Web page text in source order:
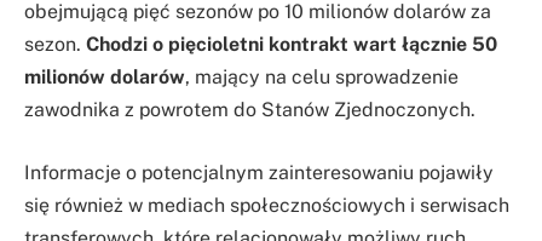
obejmującą pięć sezonów po 10 milionów dolarów za
sezon. Chodzi o pięcioletni kontrakt wart łącznie 50
milionów dolarów, mający na celu sprowadzenie
zawodnika z powrotem do Stanów Zjednoczonych.
Informacje o potencjalnym zainteresowaniu pojawiły
się również w mediach społecznościowych i serwisach